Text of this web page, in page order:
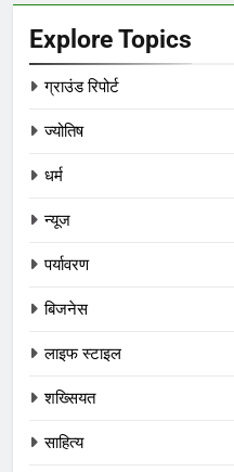
Explore Topics
ग्राउंड रिपोर्ट
ज्योतिष
धर्म
न्यूज
पर्यावरण
बिजनेस
लाइफ स्टाइल
शख्सियत
साहित्य